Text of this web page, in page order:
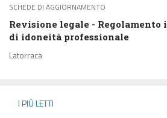
SCHEDE DI AGGIORNAMENTO
Revisione legale - Regolamento
di idoneità professionale
Latorraca
I PIÙ LETTI